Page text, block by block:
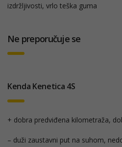
izdržljivosti, vrlo teška guma
Ne preporučuje se
Kenda Kenetica 4S
+ dobra predviđena kilometraža,
– duži zaustavni put na suhom,